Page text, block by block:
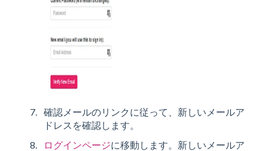
確認メールのリンクに従って、新しいメールア
ドレスを確認します。
ログインページに移動します。新しいメールア